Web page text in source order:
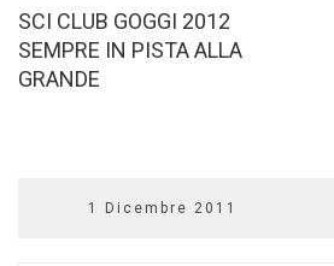
SCI CLUB GOGGI 2012
SEMPRE IN PISTA ALLA
GRANDE
1 Dicembre 2011